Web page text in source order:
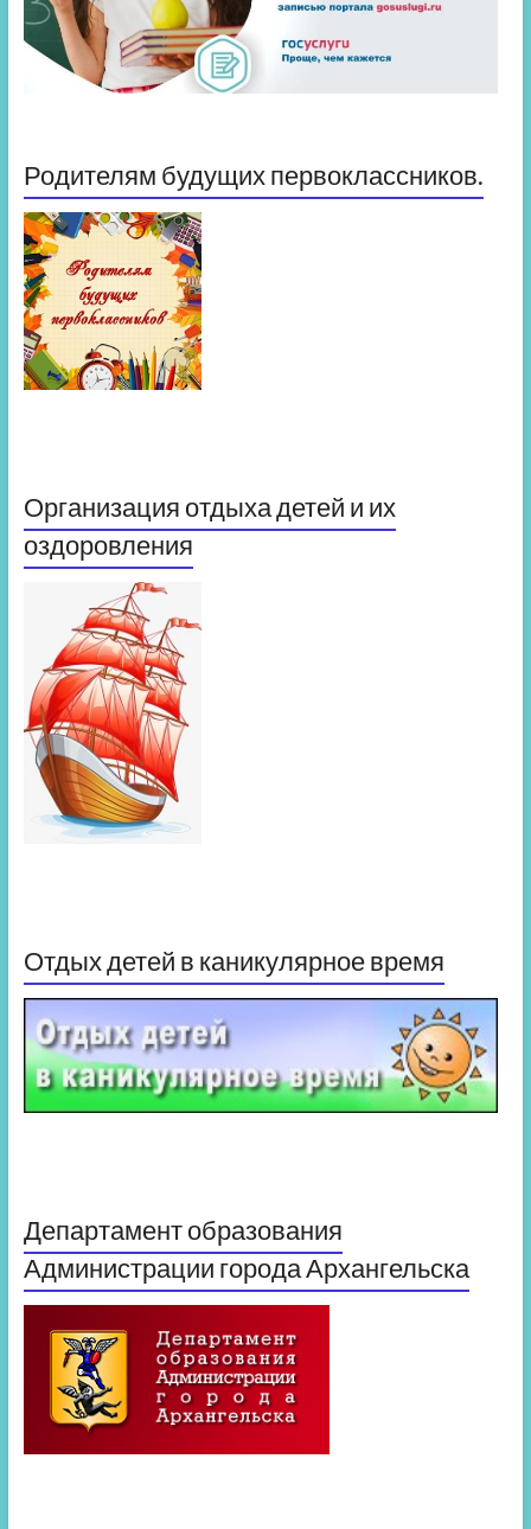
Родителям будущих первоклассников.
Организация отдыха детей и их
оздоровления
Отдых детей в каникулярное время
Департамент образования
Администрации города Архангельска